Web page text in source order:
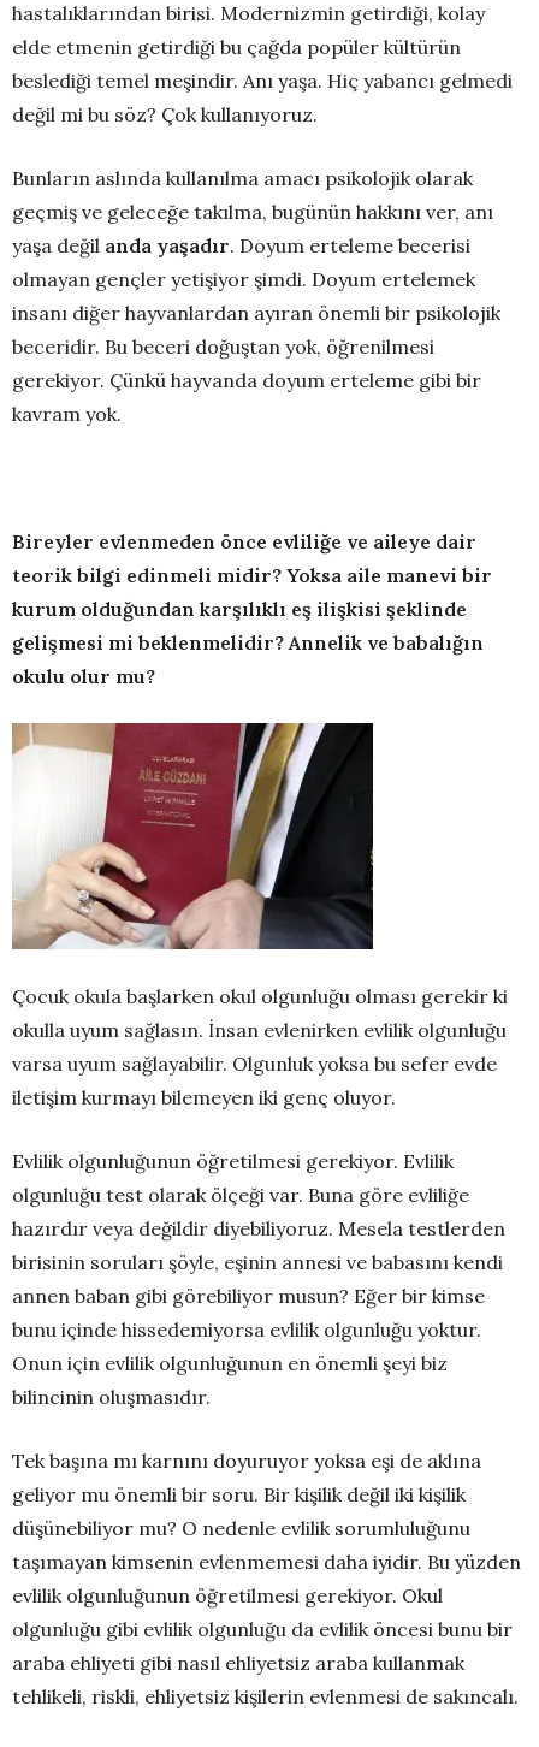
hastalıklarından birisi. Modernizmin getirdiği, kolay
elde etmenin getirdiği bu çağda popüler kültürün
beslediği temel meşindir. Anı yaşa. Hiç yabancı gelmedi
değil mi bu söz? Çok kullanıyoruz.
Bunların aslında kullanılma amacı psikolojik olarak
geçmiş ve geleceğe takılma, bugünün hakkını ver, anı
yaşa değil anda yaşadır. Doyum erteleme becerisi
olmayan gençler yetişiyor şimdi. Doyum ertelemek
insanı diğer hayvanlardan ayıran önemli bir psikolojik
beceridir. Bu beceri doğuştan yok, öğrenilmesi
gerekiyor. Çünkü hayvanda doyum erteleme gibi bir
kavram yok.
Bireyler evlenmeden önce evliliğe ve aileye dair
teorik bilgi edinmeli midir? Yoksa aile manevi bir
kurum olduğundan karşılıklı eş ilişkisi şeklinde
gelişmesi mi beklenmelidir? Annelik ve babalığın
okulu olur mu?
Çocuk okula başlarken okul olgunluğu olması gerekir ki
okulla uyum sağlasın. İnsan evlenirken evlilik olgunluğu
varsa uyum sağlayabilir. Olgunluk yoksa bu sefer evde
iletişim kurmayı bilemeyen iki genç oluyor.
Evlilik olgunluğunun öğretilmesi gerekiyor. Evlilik
olgunluğu test olarak ölçeği var. Buna göre evliliğe
hazırdır veya değildir diyebiliyoruz. Mesela testlerden
birisinin soruları şöyle, eşinin annesi ve babasını kendi
annen baban gibi görebiliyor musun? Eğer bir kimse
bunu içinde hissedemiyorsa evlilik olgunluğu yoktur.
Onun için evlilik olgunluğunun en önemli şeyi biz
bilincinin oluşmasıdır.
Tek başına mı karnını doyuruyor yoksa eşi de aklına
geliyor mu önemli bir soru. Bir kişilik değil iki kişilik
düşünebiliyor mu? O nedenle evlilik sorumluluğunu
taşımayan kimsenin evlenmemesi daha iyidir. Bu yüzden
evlilik olgunluğunun öğretilmesi gerekiyor. Okul
olgunluğu gibi evlilik olgunluğu da evlilik öncesi bunu bir
araba ehliyeti gibi nasıl ehliyetsiz araba kullanmak
tehlikeli, riskli, ehliyetsiz kişilerin evlenmesi de sakıncalı.